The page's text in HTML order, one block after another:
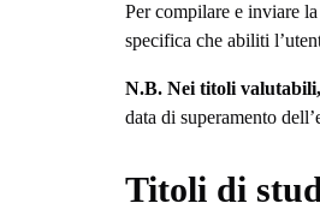
Per compilare e inviare
specifica che abiliti
N.B. Nei titoli
data di superamento
Titoli di